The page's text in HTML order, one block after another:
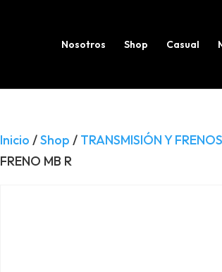
Nosotros Shop Casual
Inicio /Shop / TRANSMISIÓN Y FRENOS
FRENO MB R